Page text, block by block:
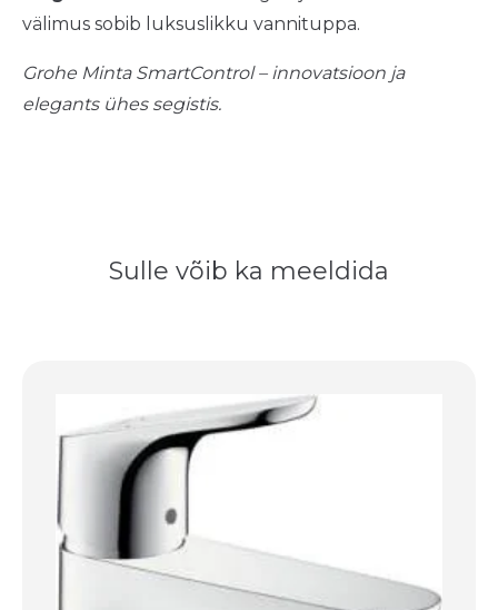
välimus sobib luksuslikku vannituppa.
Grohe Minta SmartControl – innovatsioon ja
elegants ühes segistis.
Sulle võib ka meeldida